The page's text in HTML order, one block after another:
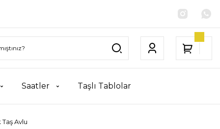
Saatler Taşlı Tablolar
Avlu